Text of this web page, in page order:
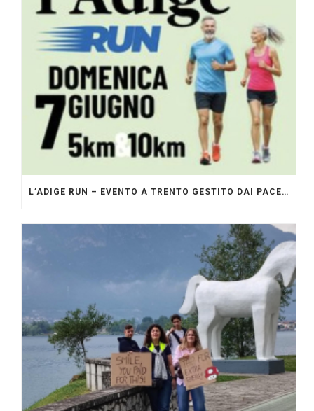
L’ADIGE RUN – EVENTO A TRENTO GESTITO DAI PACERS GLI ORIGINALI